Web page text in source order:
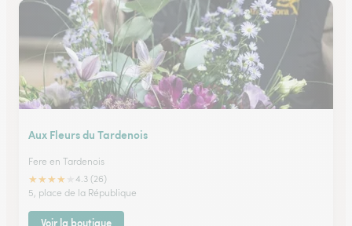
Aux Fleurs du Tardenois
Fere en Tardenois
★★★★
4.3 (26)
5, place de la République
Voir la boutique